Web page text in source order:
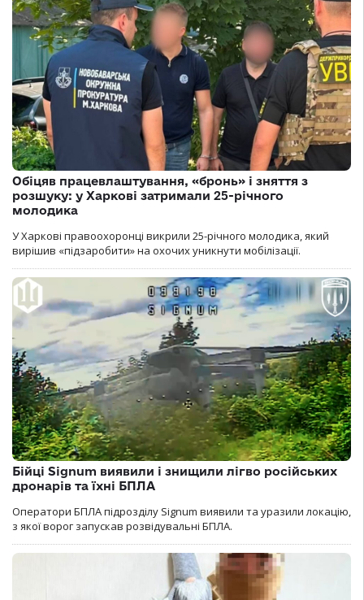
Обіцяв працевлаштування, «бронь» і зняття з
розшуку: у Харкові затримали 25-річного
молодика
У Харкові правоохоронці викрили 25-річного молодика, який
вирішив «підзаробити» на охочих уникнути мобілізації.
Бійці Signum виявили і знищили лігво російських
дронарів та їхні БПЛА
Оператори БПЛА підрозділу Signum виявили та уразили локацію,
з якої ворог запускав розвідувальні БПЛА.